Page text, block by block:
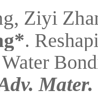
Ziyi
.
Mater.